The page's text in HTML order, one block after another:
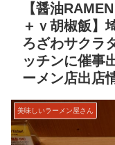
【醤油
＋ｖ胡椒飯】
ろざわサクラ
ッチンに催事
ーメン店出店
美味しいラーメン屋さん